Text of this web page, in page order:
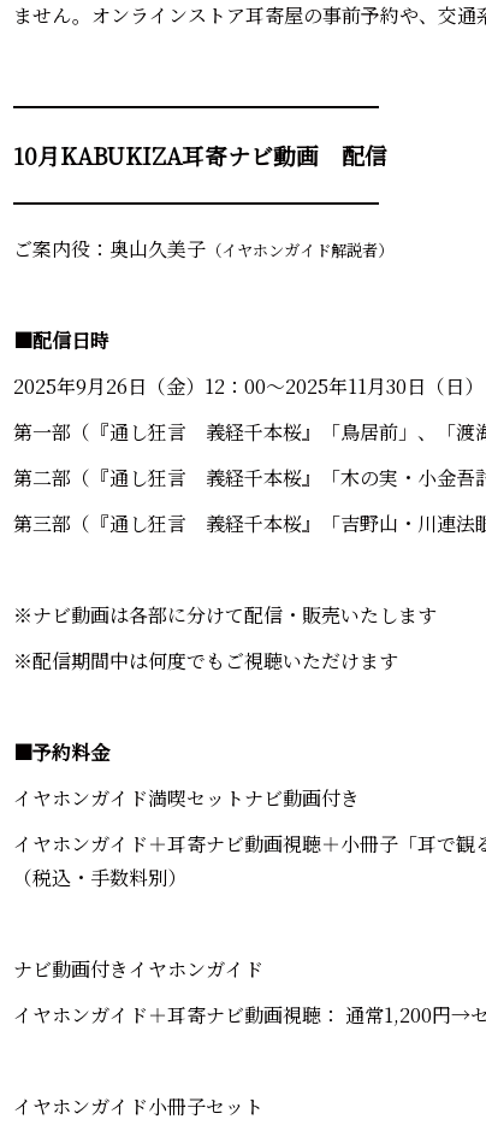
ません。オンラインストア耳寄屋の事前予約や、交通
━━━━━━━━━━━━━━━━━━━
10月KABUKIZA耳寄ナビ動画 配信
━━━━━━━━━━━━━━━━━━━
ご案内役：奥山久美子 （イヤホンガイド解説者）
■配信日時
2025年9月26日（金）12：00～2025年11月30日（日）
第一部（『通し狂言 義経千本桜』「鳥居前」、「渡
第二部（『通し狂言 義経千本桜』「木の実・小金吾
第三部（『通し狂言 義経千本桜』「吉野山・川連法
※ナビ動画は各部に分けて配信・販売いたします
※配信期間中は何度でもご視聴いただけます
■予約料金
イヤホンガイド満喫セットナビ動画付き
イヤホンガイド＋耳寄ナビ動画視聴＋小冊子「耳で
（税込・手数料別）
ナビ動画付きイヤホンガイド
イヤホンガイド＋耳寄ナビ動画視聴： 通常1,200円→
イヤホンガイド小冊子セット